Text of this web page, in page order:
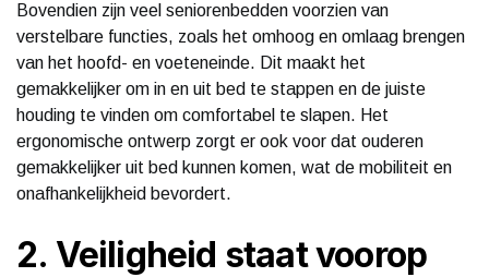
Bovendien zijn veel seniorenbedden voorzien van
verstelbare functies, zoals het omhoog en omlaag brengen
van het hoofd- en voeteneinde. Dit maakt het
gemakkelijker om in en uit bed te stappen en de juiste
houding te vinden om comfortabel te slapen. Het
ergonomische ontwerp zorgt er ook voor dat ouderen
gemakkelijker uit bed kunnen komen, wat de mobiliteit en
onafhankelijkheid bevordert.
2. Veiligheid staat voorop